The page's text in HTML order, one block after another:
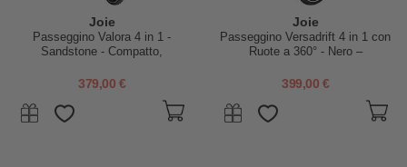
Joie
Passeggino Valora 4 in 1 -
Sandstone - Compatto,
Adattatori - dalla Nascita fino a
379,00 €
Joie
Passeggino Versadrift 4 in 1 con
Ruote a 360° - Nero –
22 kg
399,00 €